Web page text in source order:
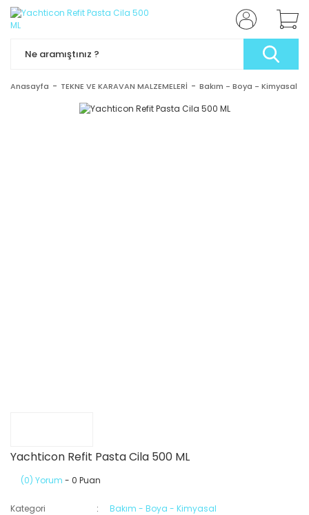
Anasayfa TEKNE VE KARAVAN MALZEMELERİ Bakım - Boya - Kimyasal
Yachticon Refit Pasta Cila 500 ML
(0) Yorum - 0 Puan
Kategori
Bakım - Boya - Kimyasal